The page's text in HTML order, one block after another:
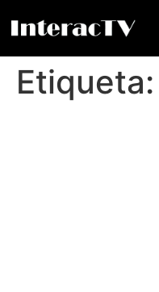
Etiqueta: